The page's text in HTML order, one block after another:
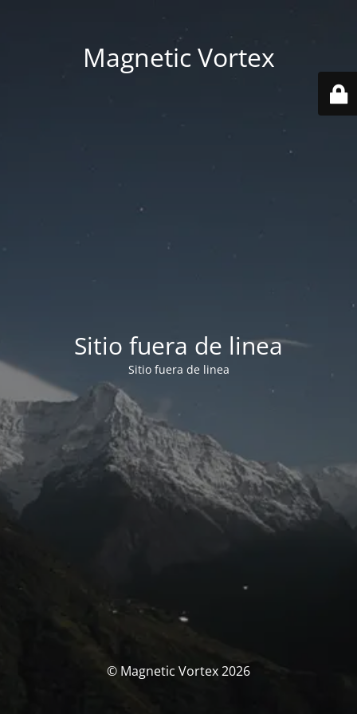
Magnetic Vortex
Sitio fuera de linea
Sitio fuera de linea
© Magnetic Vortex 2026